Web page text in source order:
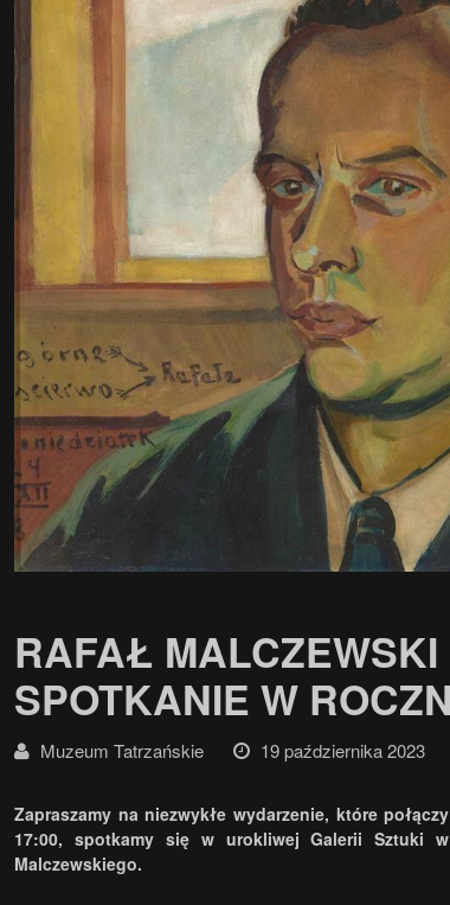
RAFAŁ
SPOTKANIE W
Muzeum Tatrzańskie 19 października 2023
Zapraszamy na niezwykłe wydarzenie, które
17:00, spotkamy się w urokliwej Galerii Sztuki
Malczewskiego.